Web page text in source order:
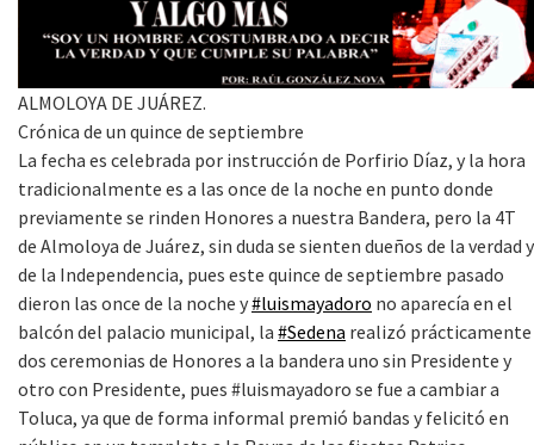
ALMOLOYA DE JUÁREZ.
Crónica de un quince de septiembre
La fecha es celebrada por instrucción de Porfirio Díaz, y la hora
tradicionalmente es a las once de la noche en punto donde
previamente se rinden Honores a nuestra Bandera, pero la 4T
de Almoloya de Juárez, sin duda se sienten dueños de la verdad y
de la Independencia, pues este quince de septiembre pasado
dieron las once de la noche y#luismayadoro no aparecía en el
balcón del palacio municipal, la #Sedena realizó prácticamente
dos ceremonias de Honores a la bandera uno sin Presidente y
otro con Presidente, pues #luismayadoro se fue a cambiar a
Toluca, ya que de forma informal premió bandas y felicitó en